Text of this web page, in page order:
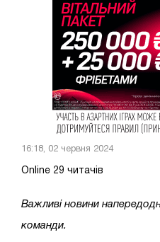
16:18, 02 червня 2024
Online 29 читачів
Важливі новини
команди.